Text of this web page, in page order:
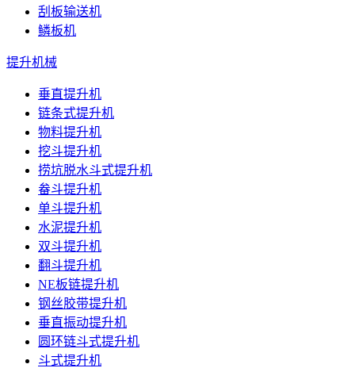
刮板输送机
鳞板机
提升机械
垂直提升机
链条式提升机
物料提升机
挖斗提升机
捞坑脱水斗式提升机
畚斗提升机
单斗提升机
水泥提升机
双斗提升机
翻斗提升机
NE板链提升机
钢丝胶带提升机
垂直振动提升机
圆环链斗式提升机
斗式提升机